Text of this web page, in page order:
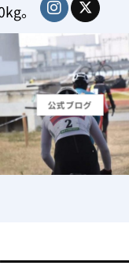
。
公式ブログ